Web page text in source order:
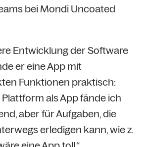
bei Mondi Uncoated
Entwicklung der Software
er eine App mit
Funktionen praktisch:
Plattform als App fände ich
aber für Aufgaben, die
erledigen kann, wie z.